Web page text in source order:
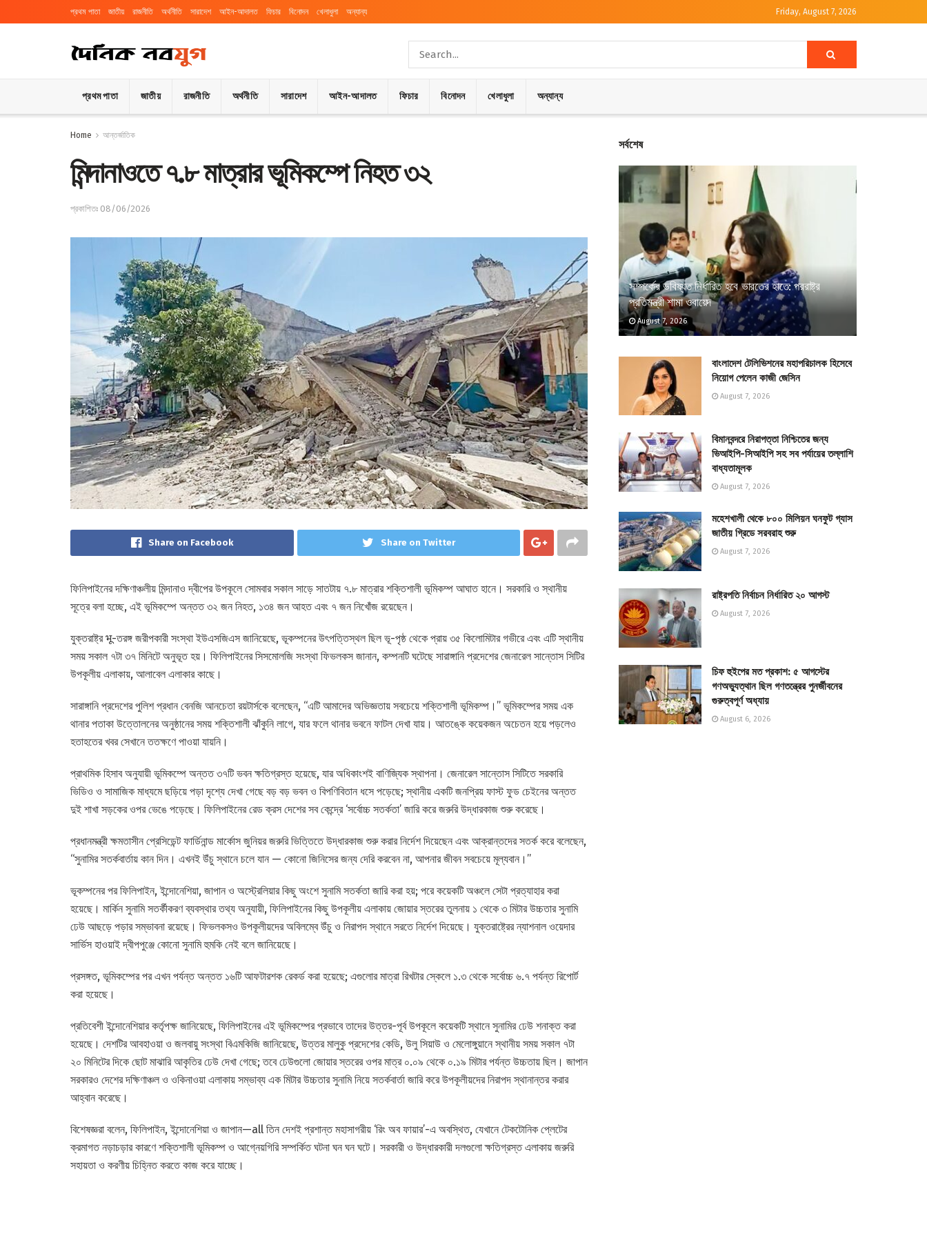
প্রথম পাতা জাতীয় রাজনীতি অর্থনীতি সারাদেশ আইন-আদালত ফিচার বিনোদন খেলাধুলা অন্যান্য Friday, August 7, 2026
প্রথম পাতা জাতীয় রাজনীতি অর্থনীতি সারাদেশ আইন-আদালত ফিচার বিনোদন খেলাধুলা অন্যান্য
Home আন্তর্জাতিক
মিন্দানাওতে ৭.৮ মাত্রার ভূমিকম্পে নিহত ৩২
প্রকাশিতঃ 08/06/2026
Share on Facebook Share on Twitter
ফিলিপাইনের দক্ষিণাঞ্চলীয় মিন্দানাও দ্বীপের উপকূলে সোমবার সকাল সাড়ে সাতটায় ৭.৮ মাত্রার শক্তিশালী ভূমিকম্প আঘাত হানে। সরকারি ও স্থানীয়
সূত্রে বলা হচ্ছে, এই ভূমিকম্পে অন্তত ৩২ জন নিহত, ১৩৪ জন আহত এবং ৭ জন নিখোঁজ রয়েছেন।
যুক্তরাষ্ট্র भू-তরঙ্গ জরীপকারী সংস্থা ইউএসজিএস জানিয়েছে, ভূকম্পনের উৎপত্তিস্থল ছিল ভূ-পৃষ্ঠ থেকে প্রায় ৩৫ কিলোমিটার গভীরে এবং এটি স্থানীয়
সময় সকাল ৭টা ৩৭ মিনিটে অনুভূত হয়। ফিলিপাইনের সিসমোলজি সংস্থা ফিভলকস জানান, কম্পনটি ঘটেছে সারাঙ্গানি প্রদেশের জেনারেল সান্তোস সিটির
উপকূলীয় এলাকায়, আলাবেল এলাকার কাছে।
সারাঙ্গানি প্রদেশের পুলিশ প্রধান বেনজি আনচেতা রয়টার্সকে বলেছেন, ‘‘এটি আমাদের অভিজ্ঞতায় সবচেয়ে শক্তিশালী ভূমিকম্প।’’ ভূমিকম্পের সময় এক
থানার পতাকা উত্তোলনের অনুষ্ঠানের সময় শক্তিশালী ঝাঁকুনি লাগে, যার ফলে থানার ভবনে ফাটল দেখা যায়। আতঙ্কে কয়েকজন অচেতন হয়ে পড়লেও
হতাহতের খবর সেখানে ততক্ষণে পাওয়া যায়নি।
প্রাথমিক হিসাব অনুযায়ী ভূমিকম্পে অন্তত ৩৭টি ভবন ক্ষতিগ্রস্ত হয়েছে, যার অধিকাংশই বাণিজ্যিক স্থাপনা। জেনারেল সান্তোস সিটিতে সরকারি
ভিডিও ও সামাজিক মাধ্যমে ছড়িয়ে পড়া দৃশ্যে দেখা গেছে বড় বড় ভবন ও বিপণিবিতান ধসে পড়েছে; স্থানীয় একটি জনপ্রিয় ফাস্ট ফুড চেইনের অন্তত
দুই শাখা সড়কের ওপর ভেঙে পড়েছে। ফিলিপাইনের রেড ক্রস দেশের সব কেন্দ্রে ‘সর্বোচ্চ সতর্কতা’ জারি করে জরুরি উদ্ধারকাজ শুরু করেছে।
প্রধানমন্ত্রী ক্ষমতাসীন প্রেসিডেন্ট ফার্ডিনান্ড মার্কোস জুনিয়র জরুরি ভিত্তিতে উদ্ধারকাজ শুরু করার নির্দেশ দিয়েছেন এবং আক্রান্তদের সতর্ক করে বলেছেন,
‘‘সুনামির সতর্কবার্তায় কান দিন। এখনই উঁচু স্থানে চলে যান — কোনো জিনিসের জন্য দেরি করবেন না, আপনার জীবন সবচেয়ে মূল্যবান।’’
ভূকম্পনের পর ফিলিপাইন, ইন্দোনেশিয়া, জাপান ও অস্ট্রেলিয়ার কিছু অংশে সুনামি সতর্কতা জারি করা হয়; পরে কয়েকটি অঞ্চলে সেটা প্রত্যাহার করা
হয়েছে। মার্কিন সুনামি সতর্কীকরণ ব্যবস্থার তথ্য অনুযায়ী, ফিলিপাইনের কিছু উপকূলীয় এলাকায় জোয়ার স্তরের তুলনায় ১ থেকে ৩ মিটার উচ্চতার সুনামি
ঢেউ আছড়ে পড়ার সম্ভাবনা রয়েছে। ফিভলকসও উপকূলীয়দের অবিলম্বে উঁচু ও নিরাপদ স্থানে সরতে নির্দেশ দিয়েছে। যুক্তরাষ্ট্রের ন্যাশনাল ওয়েদার
সার্ভিস হাওয়াই দ্বীপপুঞ্জে কোনো সুনামি হুমকি নেই বলে জানিয়েছে।
প্রসঙ্গত, ভূমিকম্পের পর এখন পর্যন্ত অন্তত ১৬টি আফটারশক রেকর্ড করা হয়েছে; এগুলোর মাত্রা রিখটার স্কেলে ১.৩ থেকে সর্বোচ্চ ৬.৭ পর্যন্ত রিপোর্ট
করা হয়েছে।
প্রতিবেশী ইন্দোনেশিয়ার কর্তৃপক্ষ জানিয়েছে, ফিলিপাইনের এই ভূমিকম্পের প্রভাবে তাদের উত্তর-পূর্ব উপকূলে কয়েকটি স্থানে সুনামির ঢেউ শনাক্ত করা
হয়েছে। দেশটির আবহাওয়া ও জলবায়ু সংস্থা বিএমকিজি জানিয়েছে, উত্তর মালুকু প্রদেশের কেডি, উলু সিয়াউ ও মেলোঙ্গুয়ানে স্থানীয় সময় সকাল ৭টা
২০ মিনিটের দিকে ছোট মাঝারি আকৃতির ঢেউ দেখা গেছে; তবে ঢেউগুলো জোয়ার স্তরের ওপর মাত্র ০.০৯ থেকে ০.১৯ মিটার পর্যন্ত উচ্চতায় ছিল। জাপান
সরকারও দেশের দক্ষিণাঞ্চল ও ওকিনাওয়া এলাকায় সম্ভাব্য এক মিটার উচ্চতার সুনামি নিয়ে সতর্কবার্তা জারি করে উপকূলীয়দের নিরাপদ স্থানান্তর করার
আহ্বান করেছে।
বিশেষজ্ঞরা বলেন, ফিলিপাইন, ইন্দোনেশিয়া ও জাপান—all তিন দেশই প্রশান্ত মহাসাগরীয় ‘রিং অব ফায়ার’-এ অবস্থিত, যেখানে টেকটোনিক প্লেটের
ক্রমাগত নড়াচড়ার কারণে শক্তিশালী ভূমিকম্প ও আগ্নেয়গিরি সম্পর্কিত ঘটনা ঘন ঘন ঘটে। সরকারী ও উদ্ধারকারী দলগুলো ক্ষতিগ্রস্ত এলাকায় জরুরি
সহায়তা ও করণীয় চিহ্নিত করতে কাজ করে যাচ্ছে।
সর্বশেষ
সম্পর্কের ভবিষ্যত নির্ধারিত হবে ভারতের হাতে: পররাষ্ট্র
প্রতিমন্ত্রী শামা ওবায়েদ
August 7, 2026
বাংলাদেশ টেলিভিশনের মহাপরিচালক হিসেবে
নিয়োগ পেলেন কাজী জেসিন
August 7, 2026
বিমানবন্দরে নিরাপত্তা নিশ্চিতের জন্য
ভিআইপি-সিআইপি সহ সব পর্যায়ের তল্লাশি
বাধ্যতামূলক
August 7, 2026
মহেশখালী থেকে ৮০০ মিলিয়ন ঘনফুট গ্যাস
জাতীয় গ্রিডে সরবরাহ শুরু
August 7, 2026
রাষ্ট্রপতি নির্বাচন নির্ধারিত ২০ আগস্ট
August 7, 2026
চিফ হুইপের মত প্রকাশ: ৫ আগস্টের
গণঅভ্যুত্থান ছিল গণতন্ত্রের পুনর্জীবনের
গুরুত্বপূর্ণ অধ্যায়
August 6, 2026